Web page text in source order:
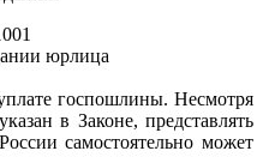
юрлица
госпошлины. Несмотря
в Законе, представлять
самостоятельно может